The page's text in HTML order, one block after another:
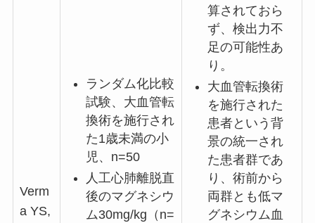
Verm
a YS,
ランダム化比較
試験、大血管転
換術を施行され
た1歳未満の小
児、n=50
人工心肺離脱直
後のマグネシウ
ム30mg/kg（n=
算されておら
ず、検出力不
足の可能性あ
り。
大血管転換術
を施行された
患者という背
景の統一され
た患者群であ
り、術前から
両群とも低マ
グネシウム血